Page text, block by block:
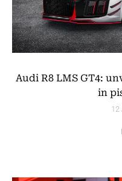
Audi R8 LMS GT4:
in
12